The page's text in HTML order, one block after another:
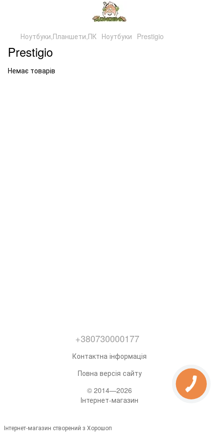
Ноутбуки,Планшети,ПК Ноутбуки Prestigio
Prestigio
Немає товарів
+380730000177
Контактна інформація
Повна версія сайту
© 2014—2026
Інтернет-магазин
Інтернет-магазин створений з Хорошоп